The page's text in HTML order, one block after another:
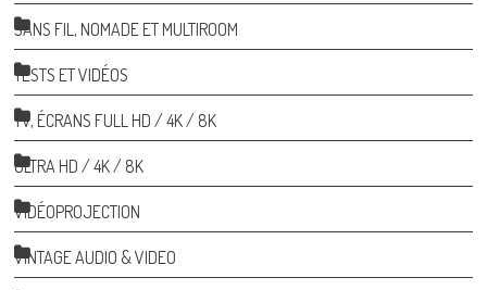
SANS FIL, NOMADE ET MULTIROOM
TESTS ET VIDÉOS
TV, ÉCRANS FULL HD / 4K / 8K
ULTRA HD / 4K / 8K
VIDÉOPROJECTION
VINTAGE AUDIO & VIDEO